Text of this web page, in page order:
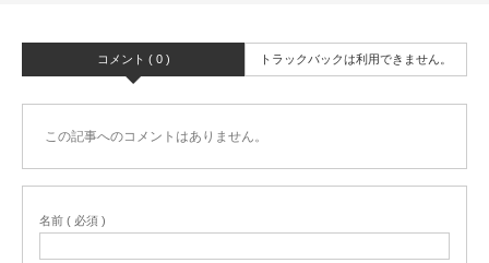
コメント ( 0 ) トラックバックは利用できません。
この記事へのコメントはありません。
名前 ( 必須 )